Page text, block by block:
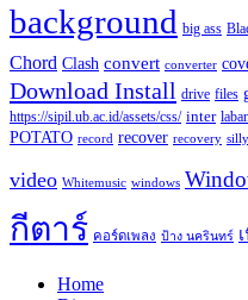
background big ass
Chord Clash convert converter
Download Install drive files
https://sipil.ub.ac.id/assets/css/ inter
POTATO record recover recovery
video Whitemusic windows
กีตาร์ คอร์ดเพลง ป้าง นครินทร์
Home